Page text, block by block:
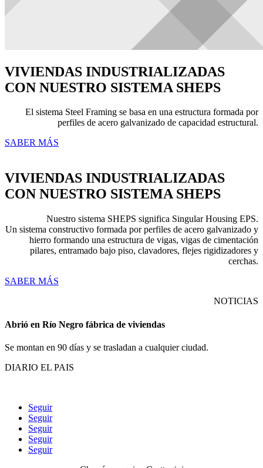
VIVIENDAS INDUSTRIALIZADAS
CON NUESTRO SISTEMA SHEPS
El sistema Steel Framing se basa en una estructura formada por
perfiles de acero galvanizado de capacidad estructural.
SABER MÁS
VIVIENDAS INDUSTRIALIZADAS
CON NUESTRO SISTEMA SHEPS
Nuestro sistema SHEPS significa Singular Housing EPS.
Un sistema constructivo formada por perfiles de acero galvanizado y
hierro formando una estructura de vigas, vigas de cimentación
pilares, entramado bajo piso, clavadores, flejes rigidizadores y
cerchas.
SABER MÁS
NOTICIAS
Abrió en Río Negro fábrica de viviendas
Se montan en 90 días y se trasladan a cualquier ciudad.
DIARIO EL PAIS
Seguir
Seguir
Seguir
Seguir
Seguir